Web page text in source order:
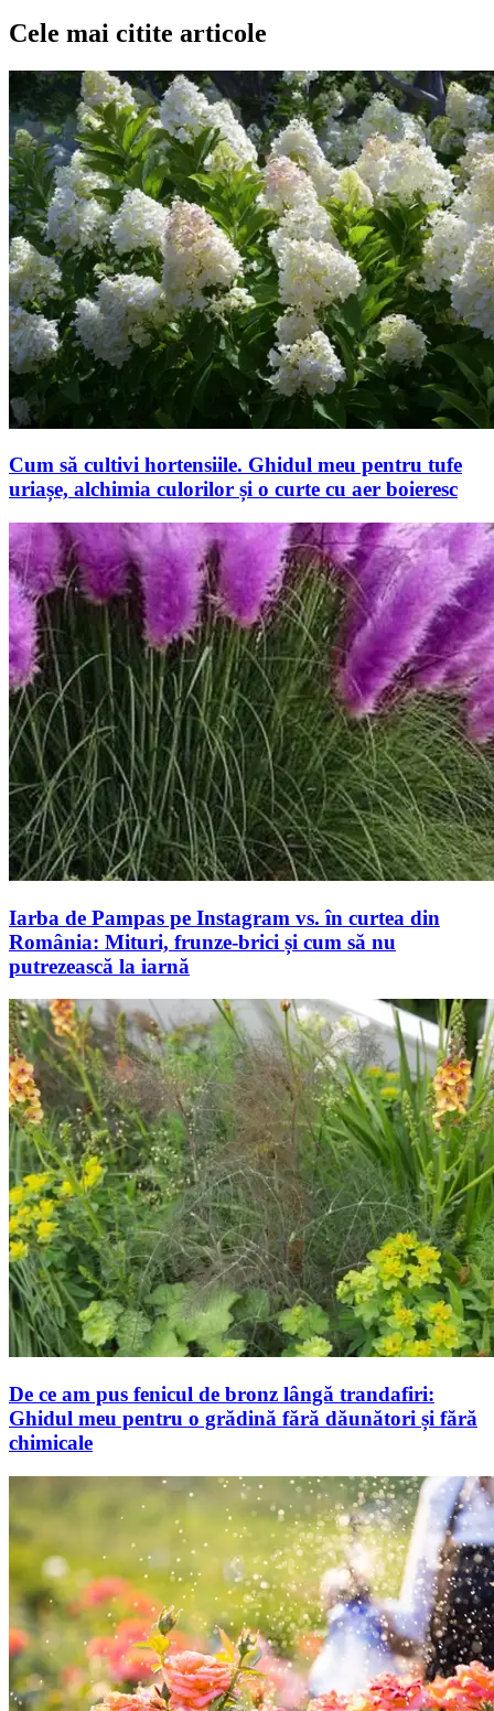
Cele mai citite articole
Cum să cultivi hortensiile. Ghidul meu pentru tufe
uriașe, alchimia culorilor și o curte cu aer boieresc
Iarba de Pampas pe Instagram vs. în curtea din
România: Mituri, frunze-brici și cum să nu
putrezească la iarnă
De ce am pus fenicul de bronz lângă trandafiri:
Ghidul meu pentru o grădină fără dăunători și fără
chimicale